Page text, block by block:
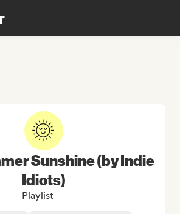
Sunshine (by Indie
Idiots)
Playlist